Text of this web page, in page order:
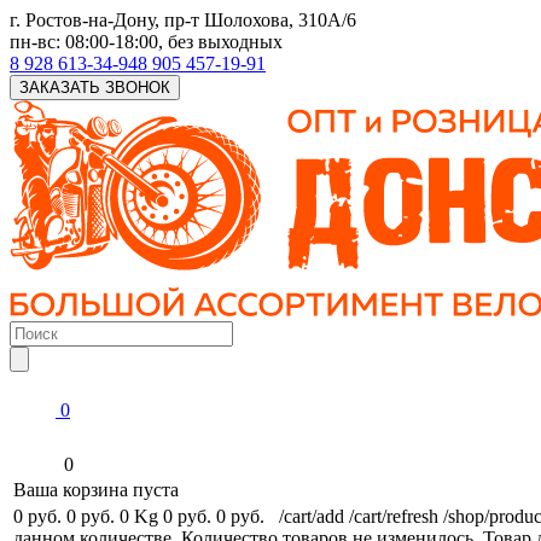
г. Ростов-на-Дону, пр-т Шолохова, 310А/6
пн-вс: 08:00-18:00, без выходных
8 928 613-34-948 905 457-19-91
ЗАКАЗАТЬ ЗВОНОК
0
0
Ваша корзина пуста
0 руб. 0 руб. 0 Kg 0 руб. 0 руб. /cart/add /cart/refresh /shop/